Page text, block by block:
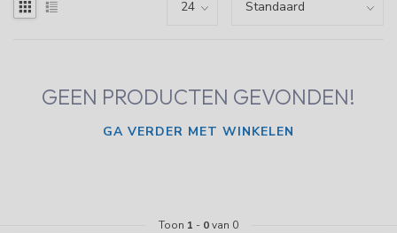
GEEN PRODUCTEN GEVONDEN!
GA VERDER MET WINKELEN
Toon 1 - 0van 0